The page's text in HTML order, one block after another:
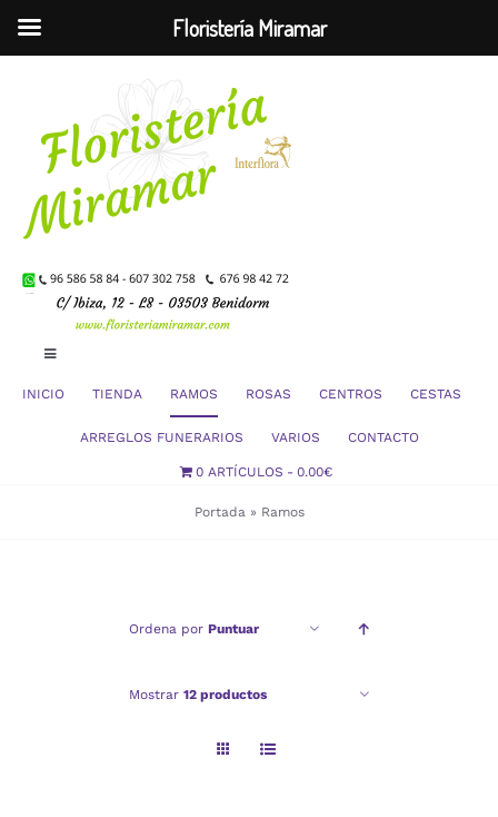
contenido
Toggle
Politica de privacidad
INICIO TIENDA RAMOS ROSAS CENTROS CESTAS
ARREGLOS FUNERARIOS VARIOS CONTACTO
0 ARTÍCULOS 0.00€
Portada » Ramos
Ordena por Puntuar
Mostrar 12 productos
Floristería Miramar